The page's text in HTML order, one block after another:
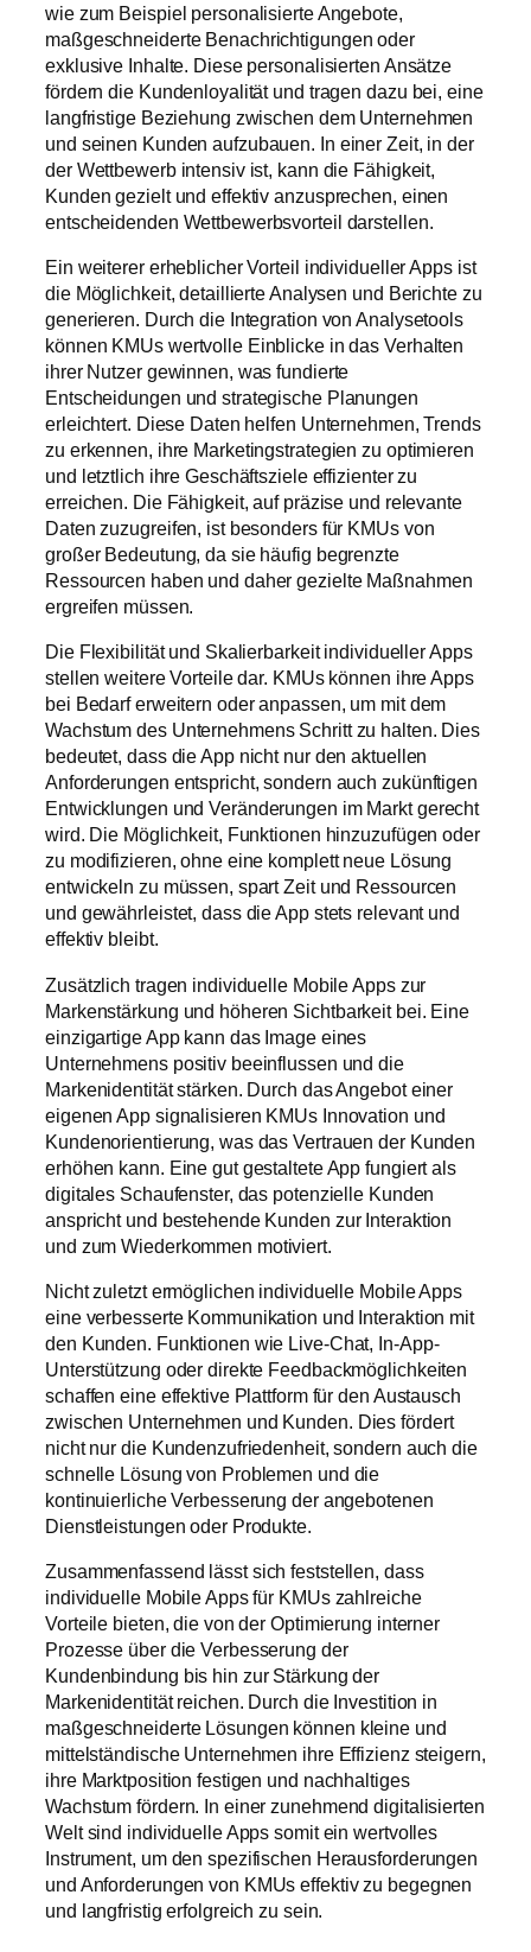
wie zum Beispiel personalisierte Angebote,
maßgeschneiderte Benachrichtigungen oder
exklusive Inhalte. Diese personalisierten Ansätze
fördern die Kundenloyalität und tragen dazu bei, eine
langfristige Beziehung zwischen dem Unternehmen
und seinen Kunden aufzubauen. In einer Zeit, in der
der Wettbewerb intensiv ist, kann die Fähigkeit,
Kunden gezielt und effektiv anzusprechen, einen
entscheidenden Wettbewerbsvorteil darstellen.
Ein weiterer erheblicher Vorteil individueller Apps ist
die Möglichkeit, detaillierte Analysen und Berichte zu
generieren. Durch die Integration von Analysetools
können KMUs wertvolle Einblicke in das Verhalten
ihrer Nutzer gewinnen, was fundierte
Entscheidungen und strategische Planungen
erleichtert. Diese Daten helfen Unternehmen, Trends
zu erkennen, ihre Marketingstrategien zu optimieren
und letztlich ihre Geschäftsziele effizienter zu
erreichen. Die Fähigkeit, auf präzise und relevante
Daten zuzugreifen, ist besonders für KMUs von
großer Bedeutung, da sie häufig begrenzte
Ressourcen haben und daher gezielte Maßnahmen
ergreifen müssen.
Die Flexibilität und Skalierbarkeit individueller Apps
stellen weitere Vorteile dar. KMUs können ihre Apps
bei Bedarf erweitern oder anpassen, um mit dem
Wachstum des Unternehmens Schritt zu halten. Dies
bedeutet, dass die App nicht nur den aktuellen
Anforderungen entspricht, sondern auch zukünftigen
Entwicklungen und Veränderungen im Markt gerecht
wird. Die Möglichkeit, Funktionen hinzuzufügen oder
zu modifizieren, ohne eine komplett neue Lösung
entwickeln zu müssen, spart Zeit und Ressourcen
und gewährleistet, dass die App stets relevant und
effektiv bleibt.
Zusätzlich tragen individuelle Mobile Apps zur
Markenstärkung und höheren Sichtbarkeit bei. Eine
einzigartige App kann das Image eines
Unternehmens positiv beeinflussen und die
Markenidentität stärken. Durch das Angebot einer
eigenen App signalisieren KMUs Innovation und
Kundenorientierung, was das Vertrauen der Kunden
erhöhen kann. Eine gut gestaltete App fungiert als
digitales Schaufenster, das potenzielle Kunden
anspricht und bestehende Kunden zur Interaktion
und zum Wiederkommen motiviert.
Nicht zuletzt ermöglichen individuelle Mobile Apps
eine verbesserte Kommunikation und Interaktion mit
den Kunden. Funktionen wie Live-Chat, In-App-
Unterstützung oder direkte Feedbackmöglichkeiten
schaffen eine effektive Plattform für den Austausch
zwischen Unternehmen und Kunden. Dies fördert
nicht nur die Kundenzufriedenheit, sondern auch die
schnelle Lösung von Problemen und die
kontinuierliche Verbesserung der angebotenen
Dienstleistungen oder Produkte.
Zusammenfassend lässt sich feststellen, dass
individuelle Mobile Apps für KMUs zahlreiche
Vorteile bieten, die von der Optimierung interner
Prozesse über die Verbesserung der
Kundenbindung bis hin zur Stärkung der
Markenidentität reichen. Durch die Investition in
maßgeschneiderte Lösungen können kleine und
mittelständische Unternehmen ihre Effizienz steigern,
ihre Marktposition festigen und nachhaltiges
Wachstum fördern. In einer zunehmend digitalisierten
Welt sind individuelle Apps somit ein wertvolles
Instrument, um den spezifischen Herausforderungen
und Anforderungen von KMUs effektiv zu begegnen
und langfristig erfolgreich zu sein.